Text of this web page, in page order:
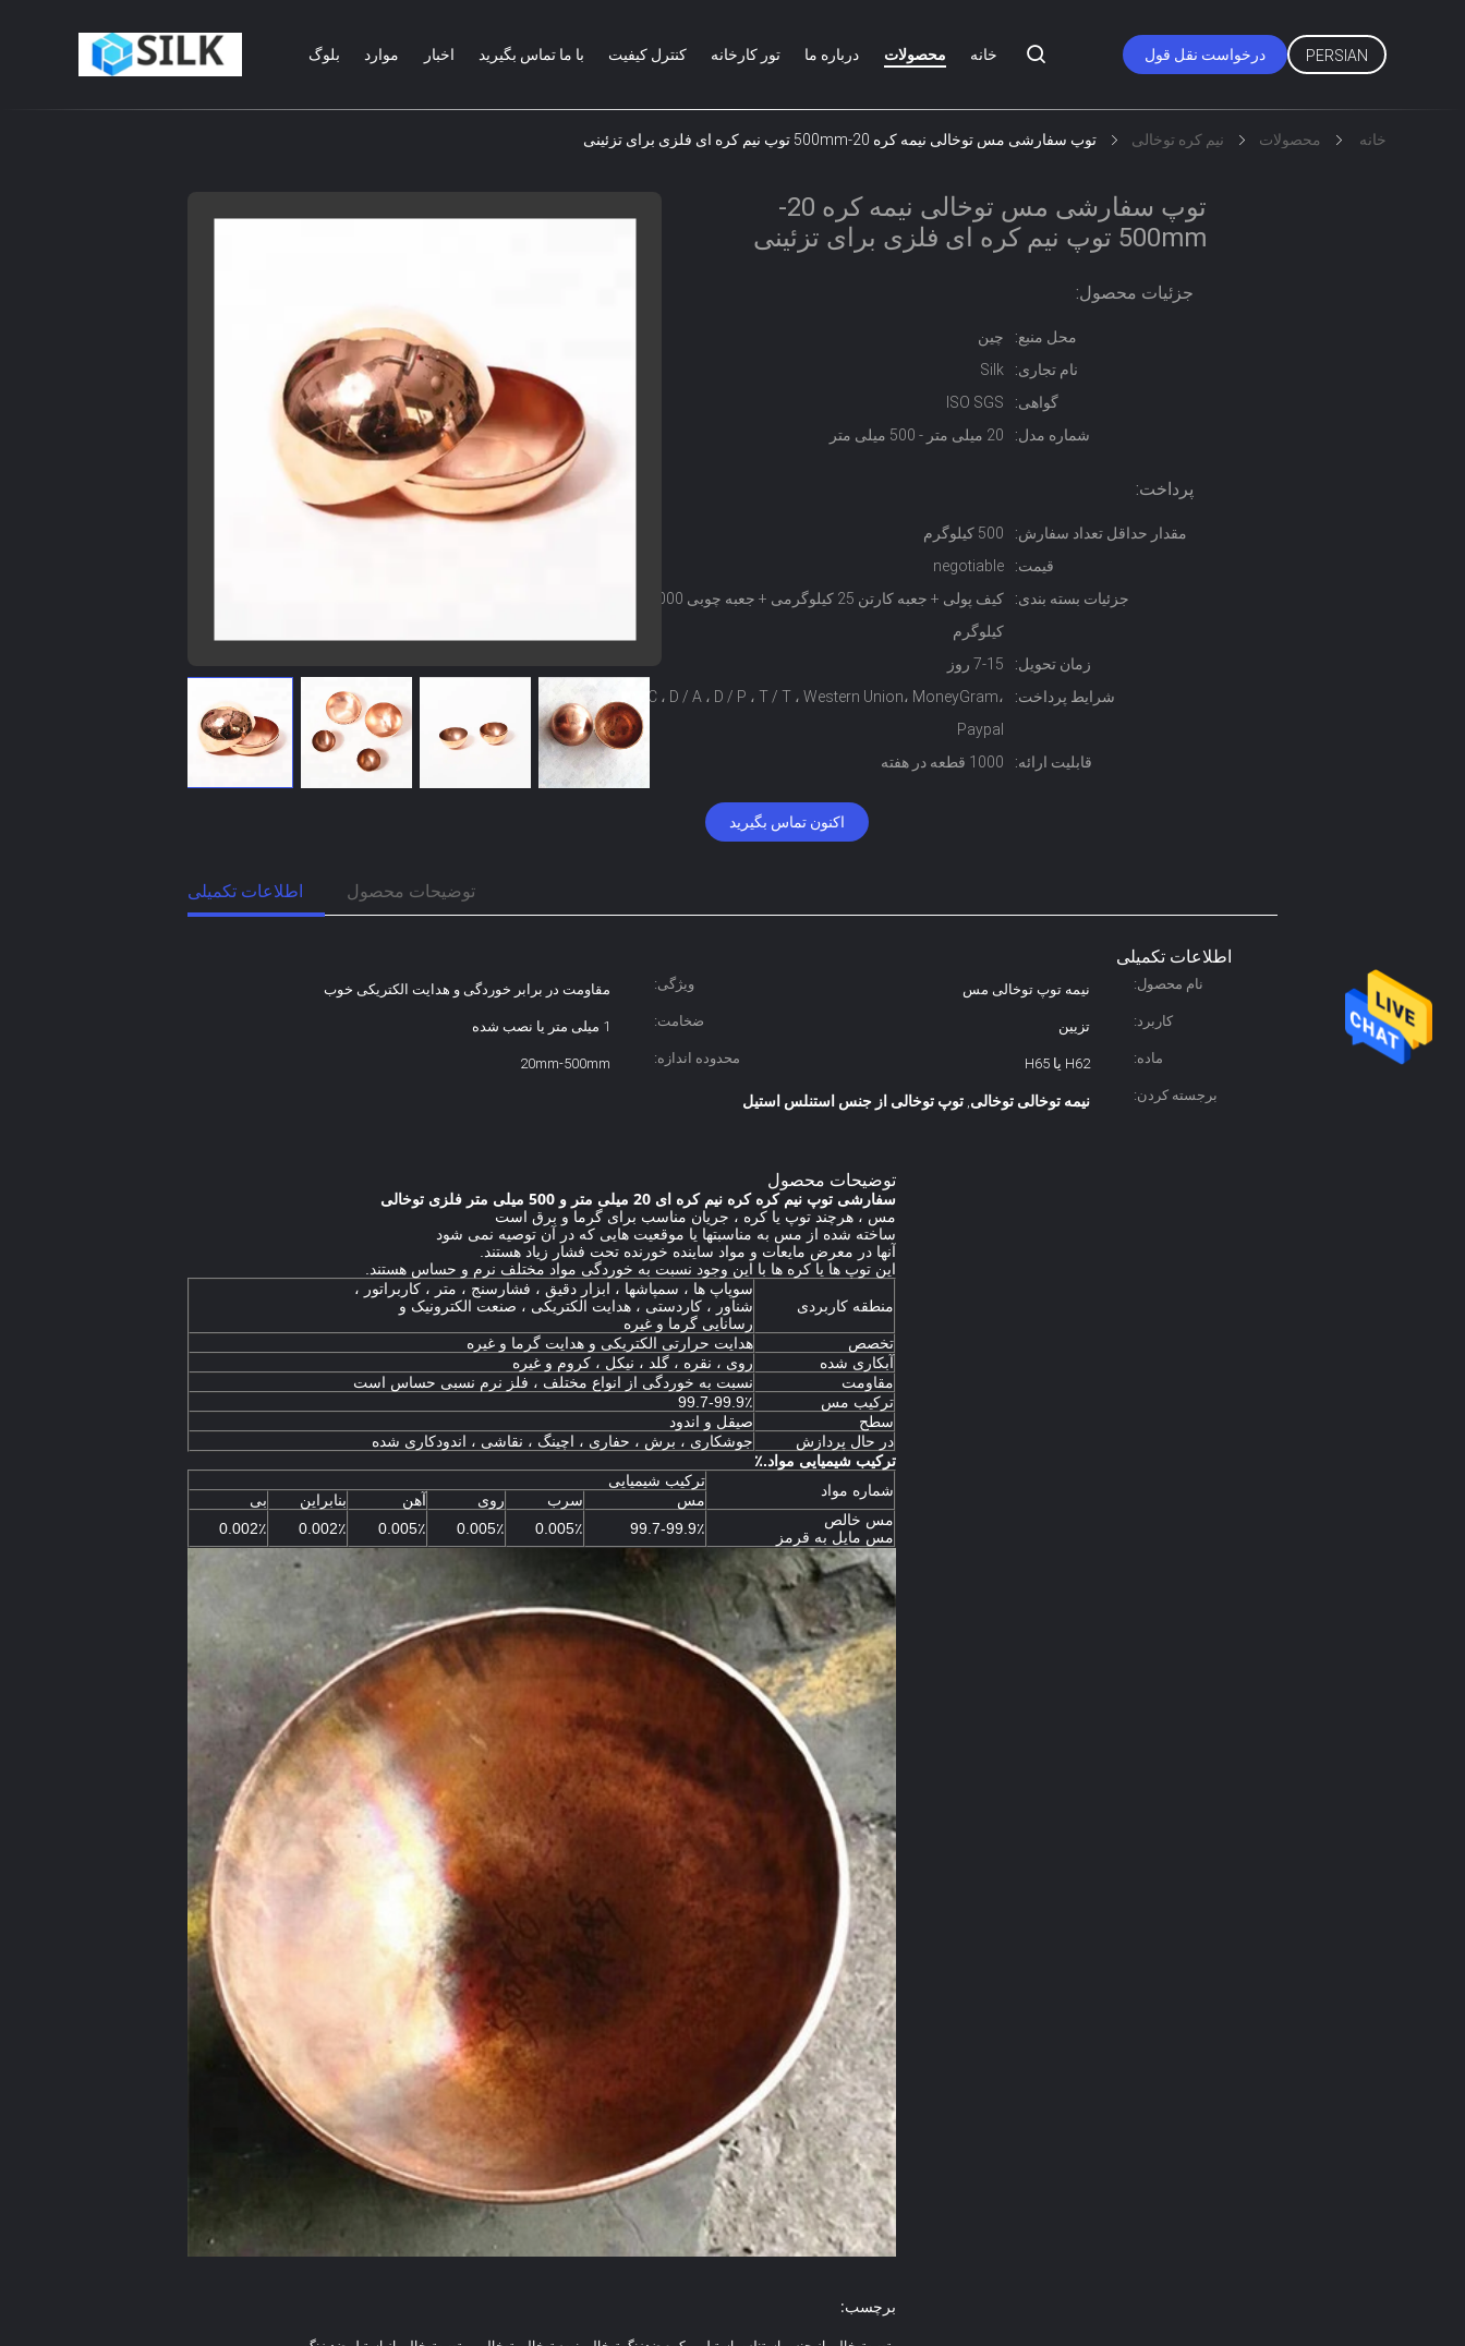
خانه محصولات درباره ما تور کارخانه کنترل کیفیت با ما تماس بگیرید اخبار موارد بلوگ درخواست نقل قول PERSIAN
خانه محصولات نیم کره توخالی توپ سفارشی مس توخالی نیمه کره 20-500mm توپ نیم کره ای فلزی برای تزئینی
توپ سفارشی مس توخالی نیمه کره 20-
500mm توپ نیم کره ای فلزی برای تزئینی
جزئیات محصول:
محل منبع:
چين
نام تجاری:
Silk
گواهی:
ISO SGS
شماره مدل:
20 میلی متر - 500 میلی متر
پرداخت:
مقدار حداقل تعداد سفارش:
500 کیلوگرم
قیمت:
negotiable
جزئیات بسته بندی:
کیف پولی + جعبه کارتن 25 کیلوگرمی + جعبه چوبی 1000
کیلوگرم
زمان تحویل:
7-15 روز
شرایط پرداخت:
L / C ، D / A ، D / P ، T / T ، Western Union، MoneyGram،
Paypal
قابلیت ارائه:
1000 قطعه در هفته
اکنون تماس بگیرید
اطلاعات تکمیلی توضیحات محصول
اطلاعات تکمیلی
نام محصول: نیمه توپ توخالی مس ویژگی:
مقاومت در برابر خوردگی و هدایت الکتریکی خوب
کاربرد:
تزیین ضخامت:
1 میلی متر یا نصب شده
ماده:
H62 یا H65 محدوده اندازه:
20mm-500mm
برجسته کردن:
نیمه توخالی توخالی, توپ توخالی از جنس استنلس استیل
توضیحات محصول
سفارشی توپ نیم کره کره نیم کره ای 20 میلی متر و 500 میلی متر فلزی توخالی
مس ، هرچند توپ یا کره ، جریان مناسب برای گرما و برق است
ساخته شده از مس به مناسبتها یا موقعیت هایی که در آن توصیه نمی شود
آنها در معرض مایعات و مواد ساینده خورنده تحت فشار زیاد هستند.
این توپ ها یا کره ها با این وجود نسبت به خوردگی مواد مختلف نرم و حساس هستند.
منطقه کاربردی
سوپاپ ها ، سمپاشها ، ابزار دقیق ، فشارسنج ، متر ، کاربراتور ،
شناور ، کاردستی ، هدایت الکتریکی ، صنعت الکترونیک و
رسانایی گرما و غیره
تخصص
هدایت حرارتی الکتریکی و هدایت گرما و غیره
آبکاری شده
روی ، نقره ، گلد ، نیکل ، کروم و غیره
مقاومت
نسبت به خوردگی از انواع مختلف ، فلز نرم نسبی حساس است
ترکیب مس
99.7-99.9٪
سطح
صیقل و اندود
در حال پردازش
جوشکاری ، برش ، حفاری ، اچینگ ، نقاشی ، اندودکاری شده
ترکیب شیمیایی مواد.٪
شماره مواد
ترکیب شیمیایی
مس
سرب روی آهن بنابراین
بی
مس خالص
مس مایل به قرمز
99.7-99.9٪ 0.005٪ 0.005٪ 0.005٪ 0.002٪ 0.002٪
برچسب: